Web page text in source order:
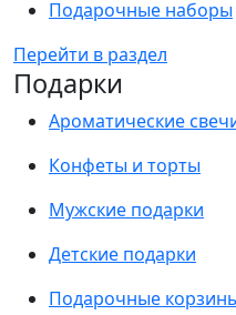
Подарочные наборы
Перейти в раздел
Подарки
Ароматические
Конфеты и торты
Мужские подарки
Детские подарки
Подарочные